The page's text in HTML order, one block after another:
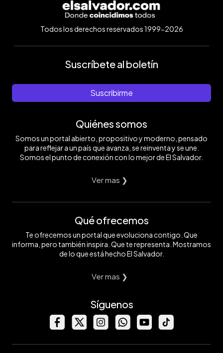
Todos los derechos reservados 1999-2026
Suscríbete al boletín
Suscribirme
Quiénes somos
Somos un portal abierto, propositivo y moderno, pensado
para reflejar a un país que avanza, se reinventa y se une.
Somos el punto de conexión con lo mejor de El Salvador.
Ver mas ❯
Qué ofrecemos
Te ofrecemos un portal que evoluciona contigo. Que
informa, pero también inspira. Que te representa. Mostramos
de lo que está hecho El Salvador.
Ver mas ❯
Síguenos